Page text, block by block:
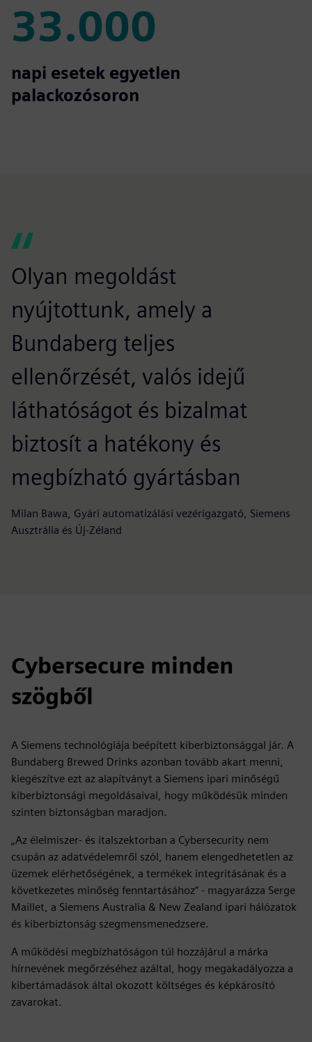
33.000
33.000
napi esetek egyetlen
palackozósoron
Olyan megoldást
nyújtottunk, amely a
Bundaberg teljes
ellenőrzését, valós idejű
láthatóságot és bizalmat
biztosít a hatékony és
megbízható gyártásban
Milan Bawa, Gyári automatizálási vezérigazgató, Siemens
Ausztrália és Új-Zéland
Cybersecure minden
szögből
A Siemens technológiája beépített kiberbiztonsággal jár. A
Bundaberg Brewed Drinks azonban tovább akart menni,
kiegészítve ezt az alapítványt a Siemens ipari minőségű
kiberbiztonsági megoldásaival, hogy működésük minden
szinten biztonságban maradjon.
„Az élelmiszer- és italszektorban a Cybersecurity nem
csupán az adatvédelemről szól, hanem elengedhetetlen az
üzemek elérhetőségének, a termékek integritásának és a
következetes minőség fenntartásához” - magyarázza Serge
Maillet, a Siemens Australia & New Zealand ipari hálózatok
és kiberbiztonság szegmensmenedzsere.
A működési megbízhatóságon túl hozzájárul a márka
hírnevének megőrzéséhez azáltal, hogy megakadályozza a
kibertámadások által okozott költséges és képkárosító
zavarokat.